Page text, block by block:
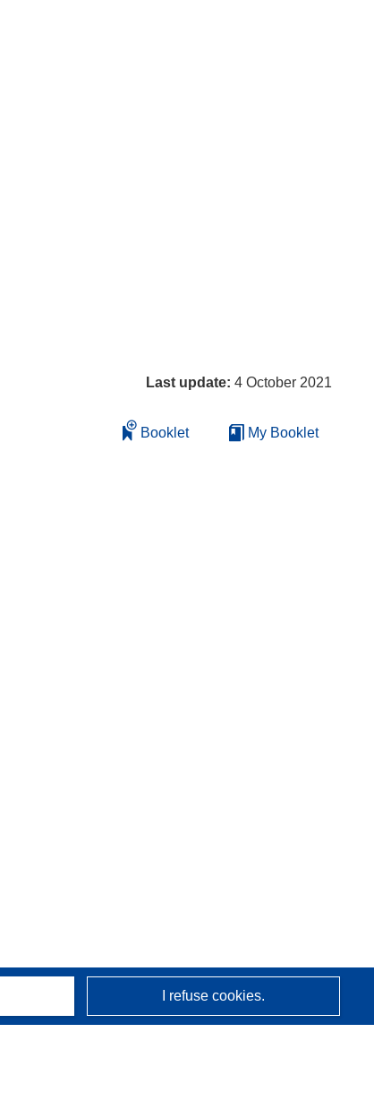
Last update: 4 October 2021
Booklet My Booklet
I refuse cookies.